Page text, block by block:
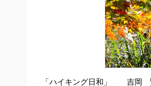
「ハイキング日和」 吉